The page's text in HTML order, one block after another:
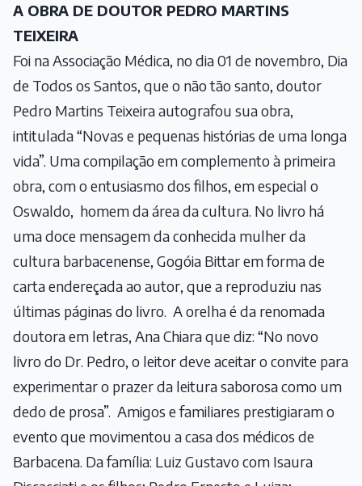
A OBRA DE DOUTOR PEDRO MARTINS
TEIXEIRA
Foi na Associação Médica, no dia 01 de novembro, Dia
de Todos os Santos, que o não tão santo, doutor
Pedro Martins Teixeira autografou sua obra,
intitulada “Novas e pequenas histórias de uma longa
vida”. Uma compilação em complemento à primeira
obra, com o entusiasmo dos filhos, em especial o
Oswaldo, homem da área da cultura. No livro há
uma doce mensagem da conhecida mulher da
cultura barbacenense, Gogóia Bittar em forma de
carta endereçada ao autor, que a reproduziu nas
últimas páginas do livro. A orelha é da renomada
doutora em letras, Ana Chiara que diz: “No novo
livro do Dr. Pedro, o leitor deve aceitar o convite para
experimentar o prazer da leitura saborosa como um
dedo de prosa”. Amigos e familiares prestigiaram o
evento que movimentou a casa dos médicos de
Barbacena. Da família: Luiz Gustavo com Isaura